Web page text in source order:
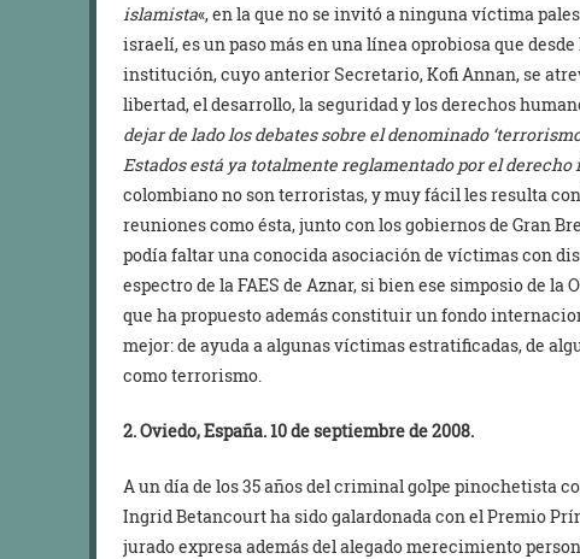
islamista«, en la que no se invitó a ninguna víctima
israelí, es un paso más en una línea oprobiosa que
institución, cuyo anterior Secretario, Kofi Annan, se
libertad, el desarrollo, la seguridad y los derechos
dejar de lado los debates sobre el denominado
Estados está ya totalmente reglamentado por el
colombiano no son terroristas, y muy fácil les resulta
reuniones como ésta, junto con los gobiernos de Gran
podía faltar una conocida asociación de víctimas con
espectro de la FAES de Aznar, si bien ese simposio de
que ha propuesto además constituir un fondo
mejor: de ayuda a algunas víctimas estratificadas, de
como terrorismo.
2. Oviedo, España. 10 de septiembre de 2008.
A un día de los 35 años del criminal golpe pinochetista
Ingrid Betancourt ha sido galardonada con el Premio
jurado expresa además del alegado merecimiento